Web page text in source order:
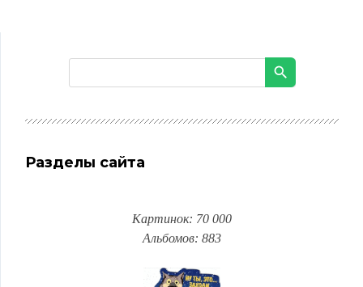
Разделы сайта
Картинок: 70 000
Альбомов: 883